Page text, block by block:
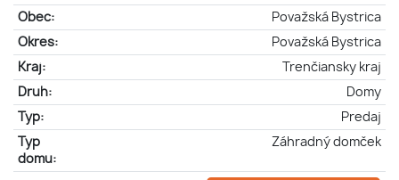
Obec:
Považská Bystrica
Okres:
Považská Bystrica
Kraj:
Trenčiansky kraj
Druh:
Domy
Typ:
Predaj
Typ
domu:
Záhradný domček